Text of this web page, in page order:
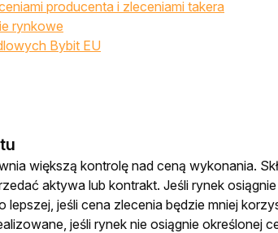
producenta i zleceniami takera
rynkowe
Bybit EU
większą kontrolę nad ceną wykonania.
aktywa lub kontrakt. Jeśli rynek
lepszej, jeśli cena zlecenia będzie mniej
jeśli rynek nie osiągnie określonej